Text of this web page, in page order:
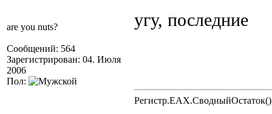
are you nuts?
Сообщений: 564
Зарегистрирован: 04. Июля
2006
Пол:
угу, последние
Регистр.EAX.СводныйОстаток()